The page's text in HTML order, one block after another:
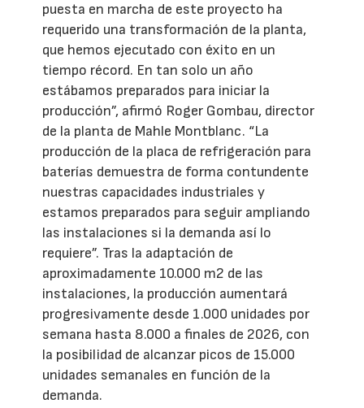
puesta en marcha de este proyecto ha
requerido una transformación de la planta,
que hemos ejecutado con éxito en un
tiempo récord. En tan solo un año
estábamos preparados para iniciar la
producción”, afirmó Roger Gombau, director
de la planta de Mahle Montblanc. “La
producción de la placa de refrigeración para
baterías demuestra de forma contundente
nuestras capacidades industriales y
estamos preparados para seguir ampliando
las instalaciones si la demanda así lo
requiere”. Tras la adaptación de
aproximadamente 10.000 m2 de las
instalaciones, la producción aumentará
progresivamente desde 1.000 unidades por
semana hasta 8.000 a finales de 2026, con
la posibilidad de alcanzar picos de 15.000
unidades semanales en función de la
demanda.